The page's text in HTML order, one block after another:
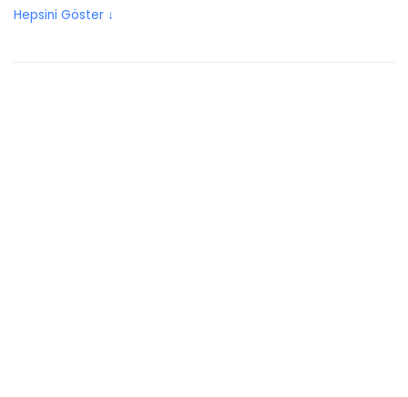
Bolivya
Hepsini Göster ↓